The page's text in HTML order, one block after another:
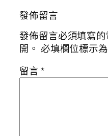
發佈留言
發佈留言必須填寫
開。 必填欄位標示為
留言*